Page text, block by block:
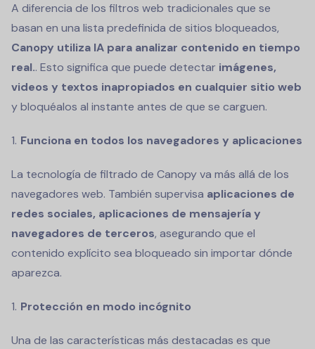
A diferencia de los filtros web tradicionales que se
basan en una lista predefinida de sitios bloqueados,
Canopy utiliza IA para analizar contenido en tiempo
real.. Esto significa que puede detectar imágenes,
videos y textos inapropiados en cualquier sitio web
y bloquéalos al instante antes de que se carguen.
Funciona en todos los navegadores y aplicaciones
La tecnología de filtrado de Canopy va más allá de los
navegadores web. También supervisa aplicaciones de
redes sociales, aplicaciones de mensajería y
navegadores de terceros, asegurando que el
contenido explícito sea bloqueado sin importar dónde
aparezca.
Protección en modo incógnito
Una de las características más destacadas es que